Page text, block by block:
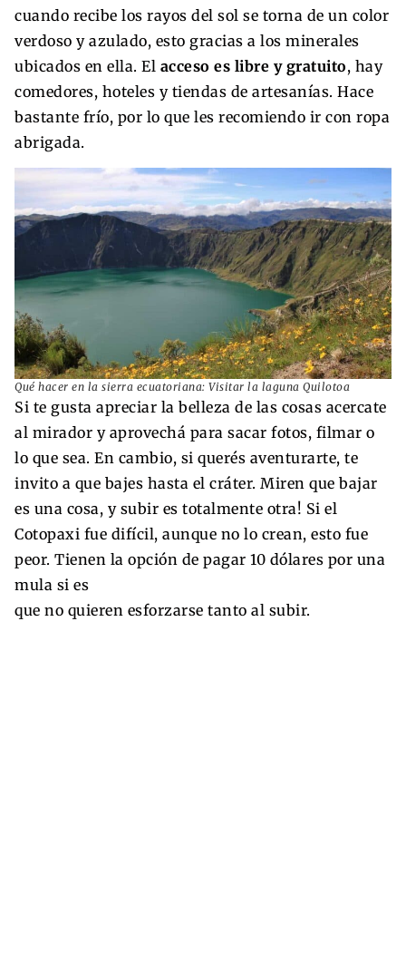
cuando recibe los rayos del sol se torna de un color
verdoso y azulado, esto gracias a los minerales
ubicados en ella. El acceso es libre y gratuito, hay
comedores, hoteles y tiendas de artesanías. Hace
bastante frío, por lo que les recomiendo ir con ropa
abrigada.
Qué hacer en la sierra ecuatoriana: Visitar la laguna Quilotoa
Si te gusta apreciar la belleza de las cosas acercate
al mirador y aprovechá para sacar fotos, filmar o
lo que sea. En cambio, si querés aventurarte, te
invito a que bajes hasta el cráter. Miren que bajar
es una cosa, y subir es totalmente otra! Si el
Cotopaxi fue difícil, aunque no lo crean, esto fue
peor. Tienen la opción de pagar 10 dólares por una
mula si es
que no quieren esforzarse tanto al subir.